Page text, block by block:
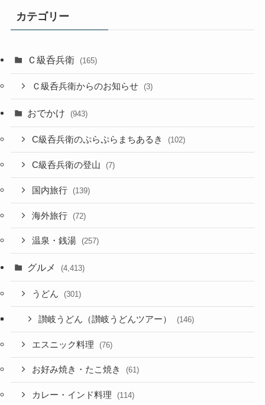
カテゴリー
Ｃ級呑兵衛 (165)
Ｃ級呑兵衛からのお知らせ (3)
おでかけ (943)
C級呑兵衛のぷらぷらまちあるき (102)
C級呑兵衛の登山 (7)
国内旅行 (139)
海外旅行 (72)
温泉・銭湯 (257)
グルメ (4,413)
うどん (301)
讃岐うどん（讃岐うどんツアー） (146)
エスニック料理 (76)
お好み焼き・たこ焼き (61)
カレー・インド料理 (114)